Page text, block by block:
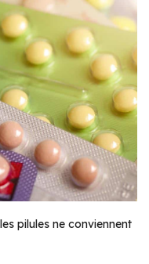
pilules ne conviennent